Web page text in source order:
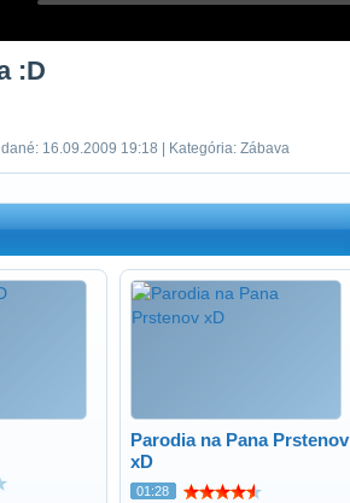
:D
16.09.2009 19:18 | Kategória: Zábava
Parodia na Pana Prstenov
xD
01:28